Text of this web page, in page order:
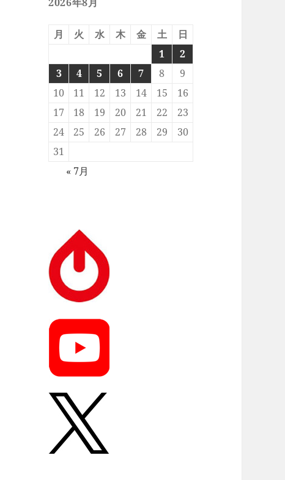
2026年8月
月 火 水 木 金 土
日
1
2
3
4 5 6 7 8
9
10
11 12 13 14 15
16
17
18 19 20 21 22
23
24
25 26 27 28 29
30
31
« 7月